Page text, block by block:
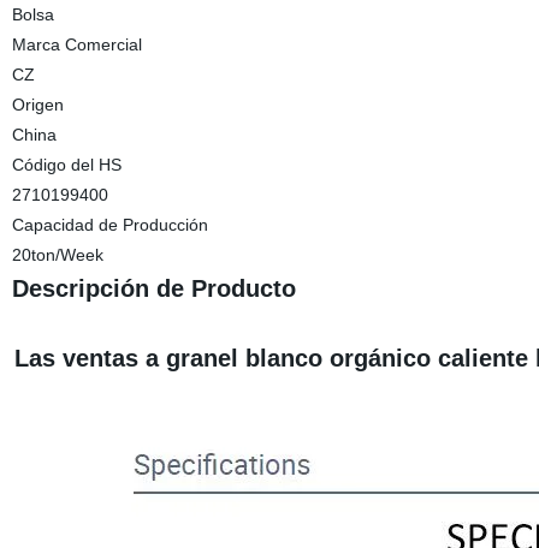
Bolsa
Marca Comercial
CZ
Origen
China
Código del HS
2710199400
Capacidad de Producción
20ton/Week
Descripción de Producto
Las ventas a granel blanco orgánico caliente